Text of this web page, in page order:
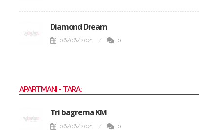
Diamond Dream
06/06/2021 0
APARTMANI - TARA:
Tri bagrema KM
06/06/2021 0